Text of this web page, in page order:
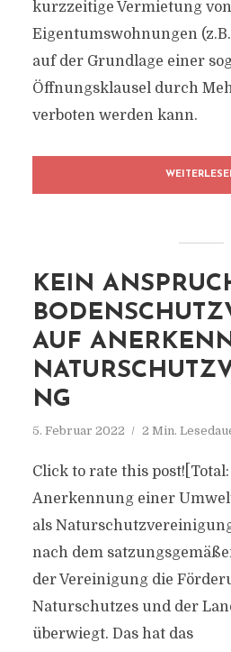
kurzzeitige Vermietung von
Eigentumswohnungen
auf der Grundlage einer
Öffnungsklausel durch
verboten werden kann.
KEIN
AUF
NG
5. Februar 2022 2 Min.
Click to rate this
Anerkennung einer
als
nach dem
der Vereinigung die
Naturschutzes und der
überwiegt. Das hat das